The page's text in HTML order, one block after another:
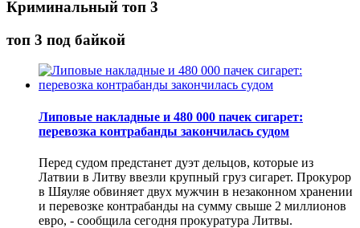
Криминальный топ 3
топ 3 под байкой
Липовые накладные и 480 000 пачек сигарет:
перевозка контрабанды закончилась судом
Перед судом предстанет дуэт дельцов, которые из
Латвии в Литву ввезли крупный груз сигарет. Прокурор
в Шяуляе обвиняет двух мужчин в незаконном хранении
и перевозке контрабанды на сумму свыше 2 миллионов
евро, - сообщила сегодня прокуратура Литвы.